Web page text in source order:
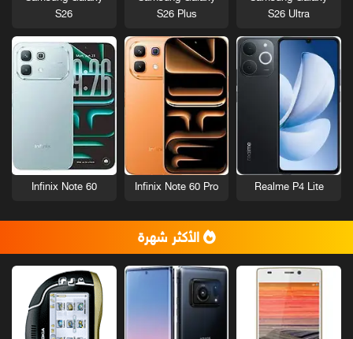
S26 Ultra
S26 Plus
S26
Realme P4 Lite
Infinix Note 60 Pro
Infinix Note 60
الأكثر شهرة